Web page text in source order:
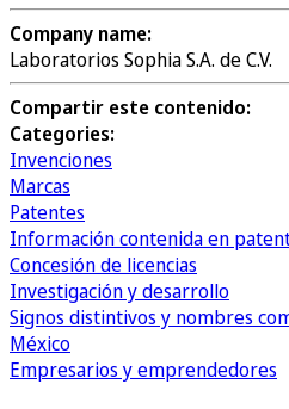
Company name:
Laboratorios Sophia S.A. de C.V.
Compartir este contenido:
Categories:
Invenciones
Marcas
Patentes
Información contenida en
Concesión de licencias
Investigación y desarrollo
Signos distintivos y nombres
México
Empresarios y emprendedores